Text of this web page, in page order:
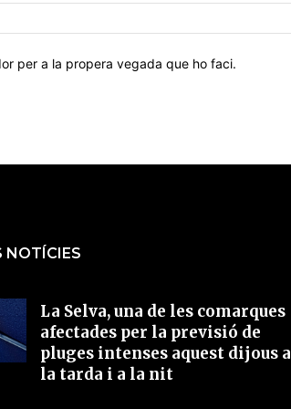
per a la propera vegada que ho faci.
NOTÍCIES
La Selva, una de les comarques
afectades per la previsió de
pluges intenses aquest dijous a
la tarda i a la nit